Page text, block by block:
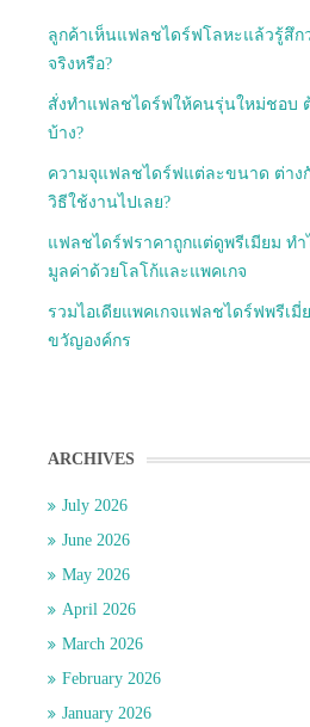
ลูกค้าเห็นแฟลชไดร์ฟโลหะแล้วรู้สึ
จริงหรือ?
สั่งทำแฟลชไดร์ฟให้คนรุ่นใหม่ชอบ
บ้าง?
ความจุแฟลชไดร์ฟแต่ละขนาด ต่าง
วิธีใช้งานไปเลย?
แฟลชไดร์ฟราคาถูกแต่ดูพรีเมียม ทำ
มูลค่าด้วยโลโก้และแพคเกจ
รวมไอเดียแพคเกจแฟลชไดร์ฟพรีเ
ขวัญองค์กร
ARCHIVES
July 2026
June 2026
May 2026
April 2026
March 2026
February 2026
January 2026